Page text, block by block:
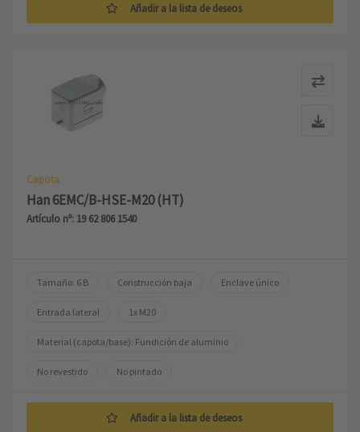
Añadir a la lista de deseos
Capota
Han 6EMC/B-HSE-M20 (HT)
Artículo nº: 19 62 806 1540
Tamaño: 6 B Construcción baja Enclave único
Entrada lateral 1x M20
Material (capota/base): Fundición de aluminio
No revestido No pintado
Añadir a la lista de deseos